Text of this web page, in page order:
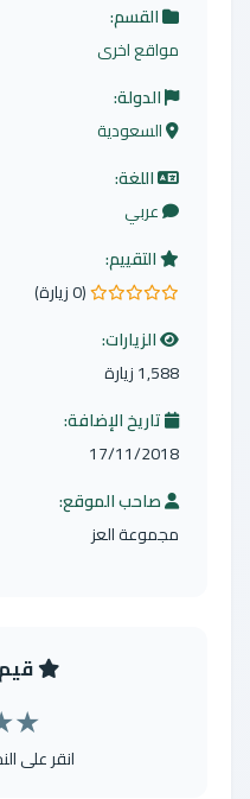
القسم:
مواقع اخرى
الدولة:
السعودية
اللغة:
عربي
التقييم:
0.0 من 5 نجوم
(0 زيارة)
الزيارات:
1,588 زيارة
تاريخ الإضافة:
17/11/2018
صاحب الموقع:
مجموعة العز
★
انقر على